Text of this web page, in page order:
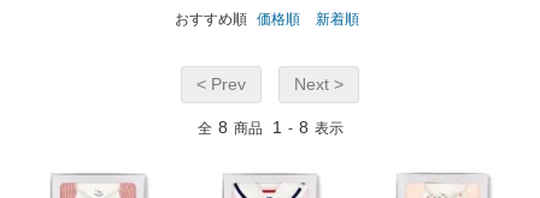
おすすめ順 価格順 新着順
< Prev Next >
全 8 商品 1 - 8 表示